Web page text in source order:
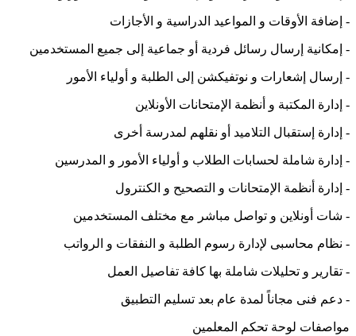
- إضافة الأوقات و المواعيد الدراسية و الأجازات
- إمكانية إرسال رسائل فردية أو جماعية إلى جميع المستخدمين
- إرسال إشعارات و نوتفيكشن إلى الطلبة و أولياء الأمور
- إدارة المكتبة و أنظمة الإمتحانات الأونلاين
- إدارة إستقبال التلاميد أو نقلهم لمدرسة أخرى
- إدارة شاملة لحسابات الطلاب و أولياء الأمور و المدرسين
- إدارة أنظمة الإمتحانات و التصحيح و الكنترول
- شات أونلاين و تواصل مباشر مع مختلف المستخدمين
- نظام محاسبى لإدارة رسوم الطلبة و النفقات و الرواتب
- تقارير و تحليلات شاملة بها كافة تفاصيل العمل
- دعم فنى مجاناً لمدة عام بعد تسليم التطبيق
مواصفات لوحة تحكم المعلمين